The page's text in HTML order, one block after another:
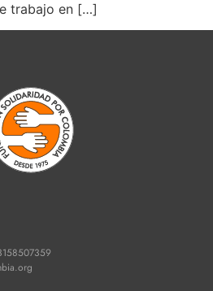
trabajo en […]